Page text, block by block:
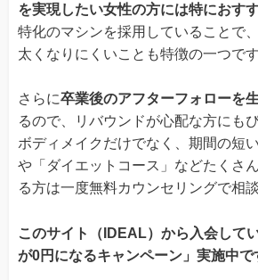
を実現したい女性の方には特におす
特化のマシンを採用していることで
太くなりにくいことも特徴の一つです
さらに卒業後のアフターフォローを
るので、リバウンドが心配な方にも
ボディメイクだけでなく、期間の短
や「ダイエットコース」などたくさ
る方は一度無料カウンセリングで相
このサイト（IDEAL）から入会して
が0円になるキャンペーン」実施中で